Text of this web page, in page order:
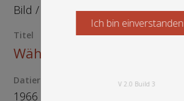
Ich bin einverstanden
Starten Sie jetzt
V 2.0 Build 3
Bild/ Ephemera
Titel
Wählerversammlung
Datierung
1966